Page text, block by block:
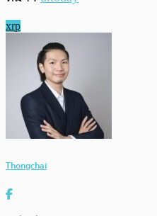
xrp
Thongchai